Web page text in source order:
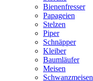
Bienenfresser
Papageien
Stelzen
Piper
Schnäpper
Kleiber
Baumläufer
Meisen
Schwanzmeisen